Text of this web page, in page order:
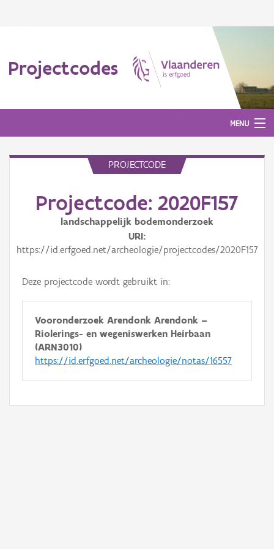
Projectcodes
MENU
PROJECTCODE
Projectcode: 2020F157
landschappelijk bodemonderzoek
URI
https://id.erfgoed.net/archeologie/projectcodes/2020F157
Deze projectcode wordt gebruikt in:
Vooronderzoek Arendonk Arendonk –
Riolerings- en wegeniswerken Heirbaan
(ARN3010)
https://id.erfgoed.net/archeologie/notas/16557